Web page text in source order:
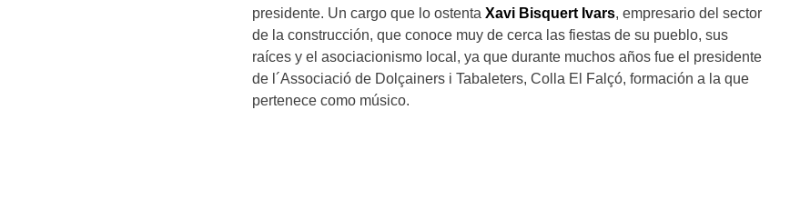
presidente. Un cargo que lo ostenta Xavi Bisquert Ivars, empresario del sector
de la construcción, que conoce muy de cerca las fiestas de su pueblo, sus
raíces y el asociacionismo local, ya que durante muchos años fue el presidente
de l´Associació de Dolçainers i Tabaleters, Colla El Falçó, formación a la que
pertenece como músico.